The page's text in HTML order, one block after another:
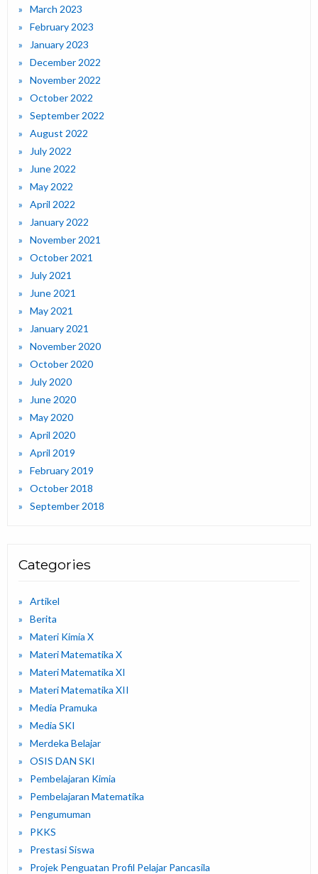
March 2023
February 2023
January 2023
December 2022
November 2022
October 2022
September 2022
August 2022
July 2022
June 2022
May 2022
April 2022
January 2022
November 2021
October 2021
July 2021
June 2021
May 2021
January 2021
November 2020
October 2020
July 2020
June 2020
May 2020
April 2020
April 2019
February 2019
October 2018
September 2018
Categories
Artikel
Berita
Materi Kimia X
Materi Matematika X
Materi Matematika XI
Materi Matematika XII
Media Pramuka
Media SKI
Merdeka Belajar
OSIS DAN SKI
Pembelajaran Kimia
Pembelajaran Matematika
Pengumuman
PKKS
Prestasi Siswa
Projek Penguatan Profil Pelajar Pancasila